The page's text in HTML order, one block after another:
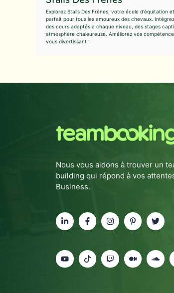
Explorez Stalls Des Frênes, votre école d'équitation
parfait pour tous les amoureux des chevaux.
des cours adaptés à chaque niveau, des stages
atmosphère chaleureuse. Améliorez vos
vous divertissant !
Nous vous aidons à trouver un
building qui répond à vos
Business.